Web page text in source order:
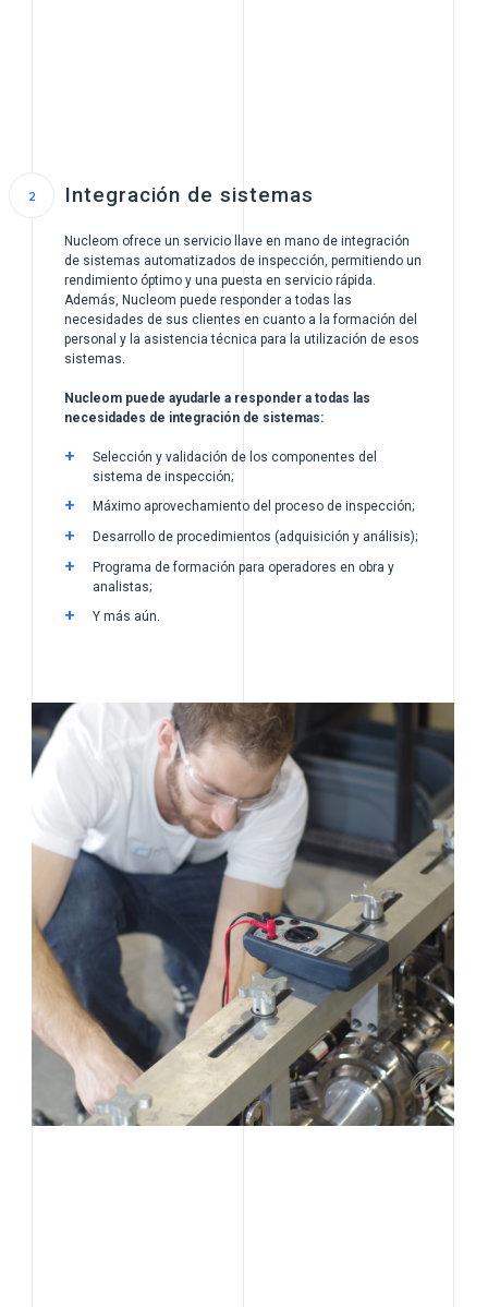
Integración de sistemas
Nucleom ofrece un servicio llave en mano de integración
de sistemas automatizados de inspección, permitiendo un
rendimiento óptimo y una puesta en servicio rápida.
Además, Nucleom puede responder a todas las
necesidades de sus clientes en cuanto a la formación del
personal y la asistencia técnica para la utilización de esos
sistemas.
Nucleom puede ayudarle a responder a todas las
necesidades de integración de sistemas:
Selección y validación de los componentes del
sistema de inspección;
Máximo aprovechamiento del proceso de inspección;
Desarrollo de procedimientos (adquisición y análisis);
Programa de formación para operadores en obra y
analistas;
Y más aún.